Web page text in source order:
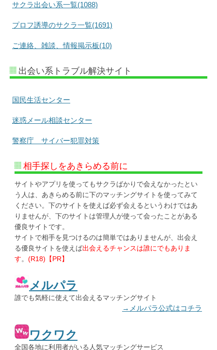
サクラ出会い系一覧(1088)
プロフ誘導のサクラ一覧(1691)
ご連絡、雑談、情報掲示板(10)
出会い系トラブル解決サイト
国民生活センター
迷惑メール相談センター
警察庁 サイバー犯罪対策
相手探しをあきらめる前に
サイトやアプリを使ってもサクラばかりで会えなかったとい
う人は、あきらめる前に下のマッチングサイトを使ってみて
ください。下のサイトを使えば必ず会えるというわけではあ
りませんが、下のサイトは管理人が使って会ったことがある
優良サイトです。
サイトで相手を見つけるのは簡単ではありませんが、出会え
る優良サイトを使えば出会えるチャンスは誰にでもありま
す。 (R18)【PR】
メルパラ
誰でも気軽に使えて出会えるマッチングサイト
→メルパラ公式はコチラ
ワクワク
全国各地に利用者がいる人気マッチングサービス